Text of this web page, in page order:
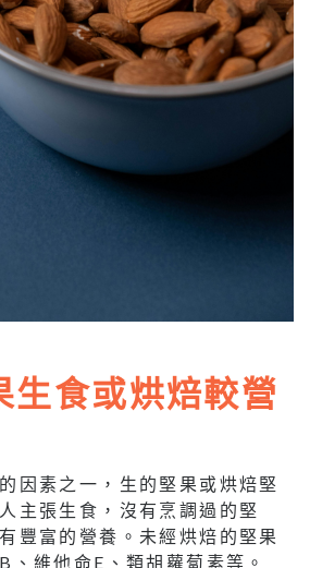
生食或烘焙較營
因素之一，生的堅果或烘焙堅
主張生食，沒有烹調過的堅
豐富的營養。未經烘焙的堅果
、維他命E、類胡蘿蔔素等。